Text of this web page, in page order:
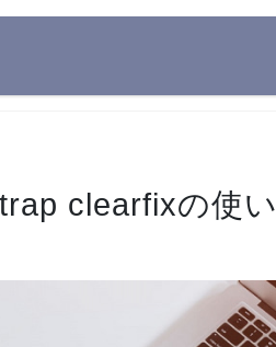
clearfixの使い